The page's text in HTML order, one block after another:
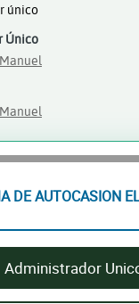
único
Único
DE AUTOCASION
Administrador